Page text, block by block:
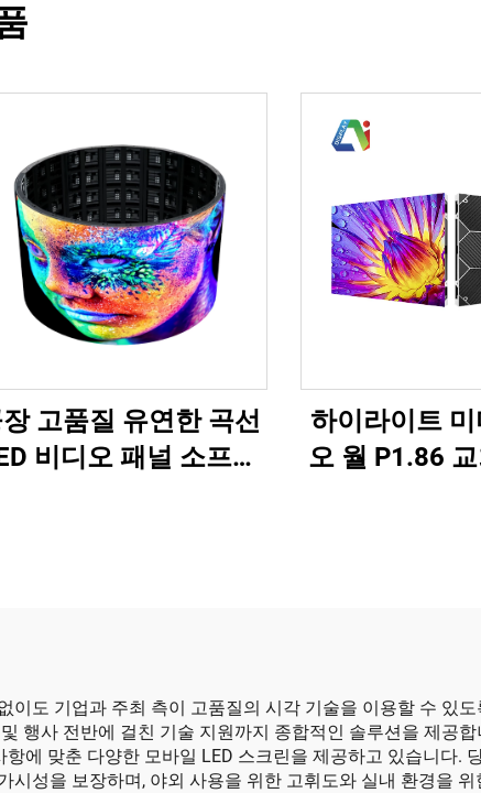
고품질 유연한 곡선
비디오 패널 소프트
하이라이트 미
오 월 P1.86
도 기업과 주최 측이 고품질의 시각 기술을 이용할 수 있
행사 전반에 걸친 기술 지원까지 종합적인 솔루션을 제공
에 맞춘 다양한 모바일 LED 스크린을 제공하고 있습니다.
성을 보장하며, 야외 사용을 위한 고휘도와 실내 환경을 위